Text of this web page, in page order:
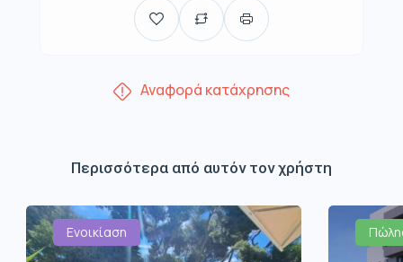
Αναφορά κατάχρησης
Περισσότερα από αυτόν τον χρήστη
Ενοικίαση